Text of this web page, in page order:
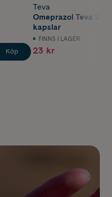
Köp
Teva
Omeprazol Teva 20
kapslar
FINNS I LAGER
23 kr